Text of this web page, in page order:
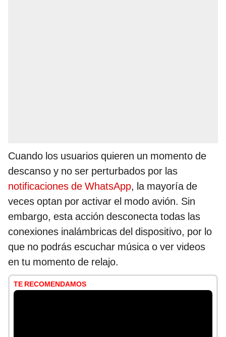
Cuando los usuarios quieren un momento de
descanso y no ser perturbados por las
notificaciones de WhatsApp, la mayoría de
veces optan por activar el modo avión. Sin
embargo, esta acción desconecta todas las
conexiones inalámbricas del dispositivo, por lo
que no podrás escuchar música o ver videos
en tu momento de relajo.
TE RECOMENDAMOS